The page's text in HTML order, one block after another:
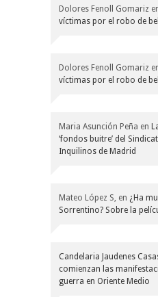
Dolores Fenoll Gomariz
víctimas por el robo de
Dolores Fenoll Gomariz
víctimas por el robo de
Maria Asunción Peña en
‘fondos buitre’ del
Inquilinos de Madrid
Mateo López S, en ¿Ha
Sorrentino? Sobre la
Candelaria Jaudenes
comienzan las
guerra en Oriente Medio